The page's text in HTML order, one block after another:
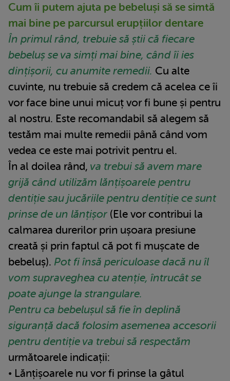
Cum îi putem ajuta pe bebeluși să se simtă
mai bine pe parcursul erupțiilor dentare
În primul rând, trebuie să știi că fiecare
bebeluș se va simți mai bine, când îi ies
dințișorii, cu anumite remedii. Cu alte
cuvinte, nu trebuie să credem că acelea ce îi
vor face bine unui micuț vor fi bune și pentru
al nostru. Este recomandabil să alegem să
testăm mai multe remedii până când vom
vedea ce este mai potrivit pentru el.
În al doilea rând, va trebui să avem mare
grijă când utilizăm lănțișoarele pentru
dentiție sau jucăriile pentru dentiție ce sunt
prinse de un lănțișor (Ele vor contribui la
calmarea durerilor prin ușoara presiune
creată și prin faptul că pot fi mușcate de
bebeluș). Pot fi însă periculoase dacă nu îl
vom supraveghea cu atenție, întrucât se
poate ajunge la strangulare.
Pentru ca bebelușul să fie în deplină
siguranță dacă folosim asemenea accesorii
pentru dentiție va trebui să respectăm
următoarele indicații:
• Lănțișoarele nu vor fi prinse la gâtul